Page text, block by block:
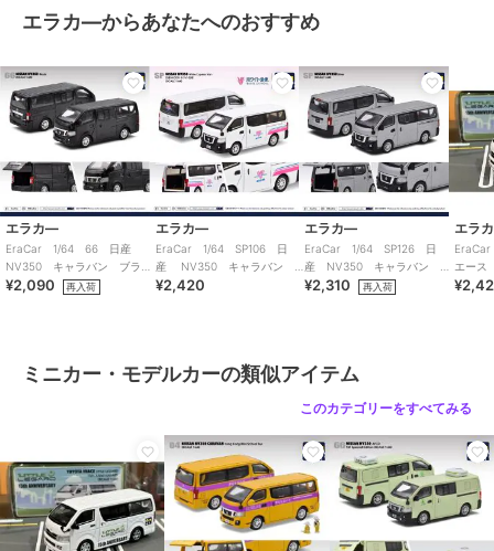
エラカ―からあなたへのおすすめ
エラカ―
EraCar 1/64 66 日産
NV350 キャラバン ブラッ
ク
¥2,090 再入荷
エラカ―
EraCar 1/64 SP106 日
産 NV350 キャラバン
ホワイト急便 ホワイト
¥2,420
エラカ―
EraCar 1/64 SP126 日
産 NV350 キャラバン シ
ルバー 日本限定カラー
¥2,310 再入荷
エラ
エー
15th
ミニカー・モデルカーの類似アイテム
このカテゴリーをすべてみる